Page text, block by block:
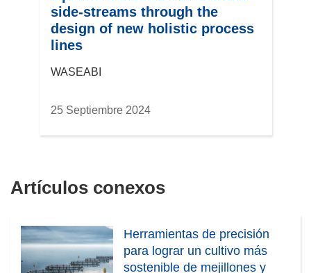
side-streams through the
design of new holistic process
lines
WASEABI
25 Septiembre 2024
Artículos conexos
Herramientas de precisión
para lograr un cultivo más
sostenible de mejillones y